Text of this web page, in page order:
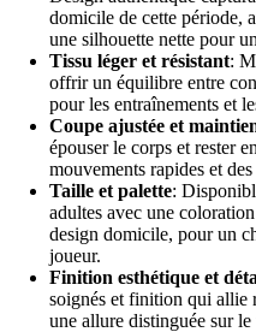
domicile de cette période,
une silhouette nette pour
Tissu léger et résistant:
offrir un équilibre entre
pour les entraînements et
Coupe ajustée et
épouser le corps et rester
mouvements rapides et
Taille et palette:
adultes avec une
design domicile, pour un
joueur.
Finition esthétique et
soignés et finition qui allie
une allure distinguée sur le